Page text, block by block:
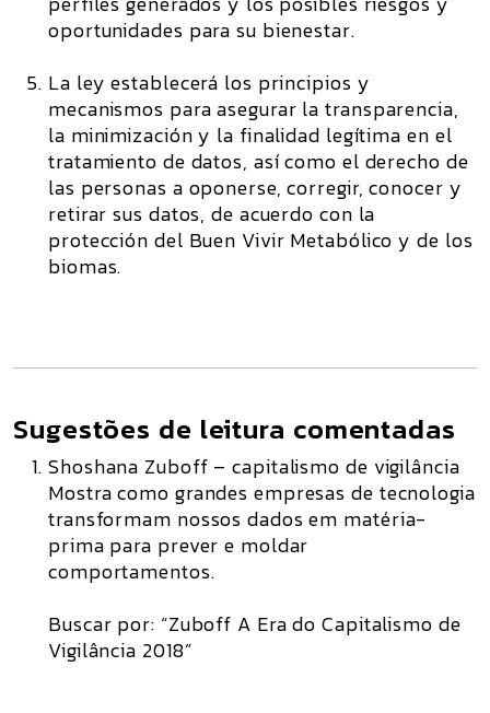
oportunidades para su bienestar.
La ley establecerá los principios y
mecanismos para asegurar la transparencia,
la minimización y la finalidad legítima en el
tratamiento de datos, así como el derecho de
las personas a oponerse, corregir, conocer y
retirar sus datos, de acuerdo con la
protección del Buen Vivir Metabólico y de los
biomas.
Sugestões de leitura comentadas
Shoshana Zuboff – capitalismo de vigilância
Mostra como grandes empresas de tecnologia
transformam nossos dados em matéria-
prima para prever e moldar
comportamentos.
Buscar por: “Zuboff A Era do Capitalismo de
Vigilância 2018”